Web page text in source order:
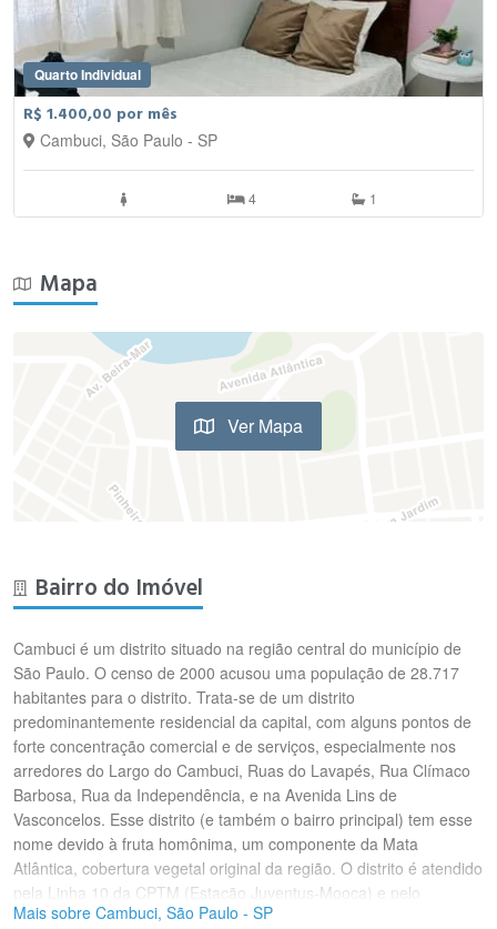
Quarto Individual
R$ 1.400,00 por mês
Cambuci, São Paulo - SP
4 1
Mapa
Ver Mapa
Bairro do Imóvel
Cambuci é um distrito situado na região central do município de
São Paulo. O censo de 2000 acusou uma população de 28.717
habitantes para o distrito. Trata-se de um distrito
predominantemente residencial da capital, com alguns pontos de
forte concentração comercial e de serviços, especialmente nos
arredores do Largo do Cambuci, Ruas do Lavapés, Rua Clímaco
Barbosa, Rua da Independência, e na Avenida Lins de
Vasconcelos. Esse distrito (e também o bairro principal) tem esse
nome devido à fruta homônima, um componente da Mata
Atlântica, cobertura vegetal original da região. O distrito é atendido
pela Linha 10 da CPTM (Estação Juventus-Mooca) e pelo
Expresso Tiradentes da SPTrans.
Mais sobre Cambuci, São Paulo - SP